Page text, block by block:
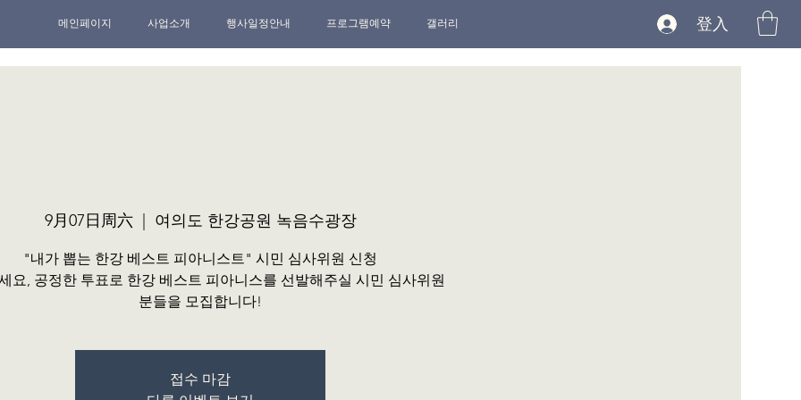
메인페이지 사업소개 행사일정안내 프로그램예약 갤러리 登入
9月07日周六
  |
여의도 한강공원 녹음수광장
"내가 뽑는 한강 베스트 피아니스트" 시민 심사위원 신청
요, 공정한 투표로 한강 베스트 피아니스를 선발해주실 시민 심사위원
분들을 모집합니다!
접수 마감